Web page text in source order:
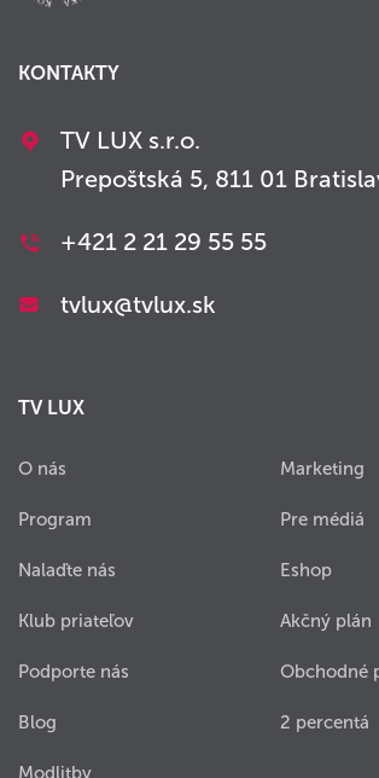
KONTAKTY
TV LUX s.r.o.
Prepoštská 5, 811 01
+421 2 21 29 55 55
tvlux@tvlux.sk
TV LUX
O nás
Program
Nalaďte nás
Klub priateľov
Podporte nás
Blog
Modlitby
Marketing
Pre médiá
Eshop
Akčný plán
Obchodné
2 percentá